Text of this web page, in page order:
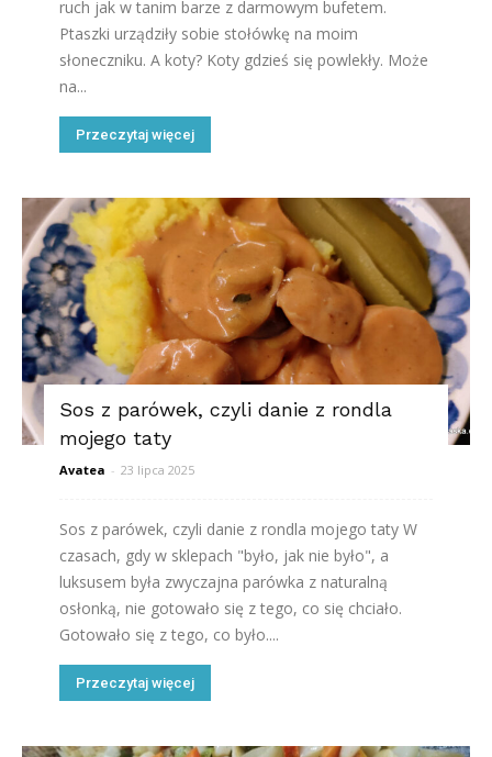
ruch jak w tanim barze z darmowym bufetem.
Ptaszki urządziły sobie stołówkę na moim
słoneczniku. A koty? Koty gdzieś się powlekły. Może
na...
Przeczytaj więcej
Sos z parówek, czyli danie z rondla
mojego taty
Avatea - 23 lipca 2025
Sos z parówek, czyli danie z rondla mojego taty W
czasach, gdy w sklepach "było, jak nie było", a
luksusem była zwyczajna parówka z naturalną
osłonką, nie gotowało się z tego, co się chciało.
Gotowało się z tego, co było....
Przeczytaj więcej